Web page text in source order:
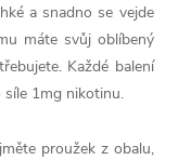
a snadno se vejde
máte svůj oblíbený
Každé balení
1mg nikotinu.
proužek z obalu,